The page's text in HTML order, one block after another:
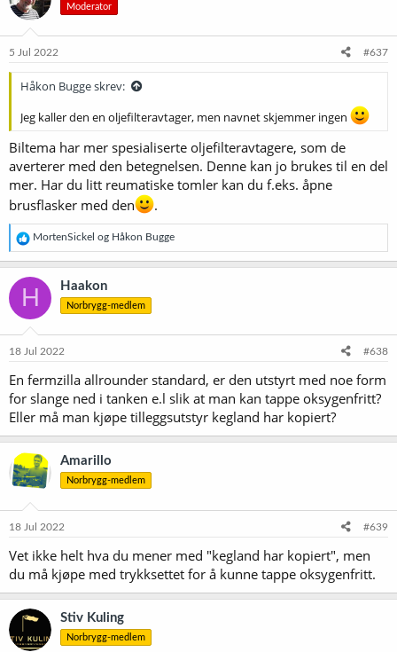
j
o
e
:
Moderator
5 Jul 2022 #637
Håkon Bugge skrev:
Jeg kaller den en oljefilteravtager, men navnet skjemmer ingen
Biltema har mer spesialiserte oljefilteravtagere, som de
averterer med den betegnelsen. Denne kan jo brukes til en del
mer. Har du litt reumatiske tomler kan du f.eks. åpne
brusflasker med den
.
R
e
a
k
o
e
:
MortenSickel og Håkon Bugge
H Haakon
Norbrygg-medlem
18 Jul 2022 #638
En fermzilla allrounder standard, er den utstyrt med noe form
for slange ned i tanken e.l slik at man kan tappe oksygenfritt?
Eller må man kjøpe tilleggsutstyr kegland har kopiert?
Amarillo
Norbrygg-medlem
18 Jul 2022 #639
Vet ikke helt hva du mener med "kegland har kopiert", men
du må kjøpe med trykksettet for å kunne tappe oksygenfritt.
Stiv Kuling
Norbrygg-medlem